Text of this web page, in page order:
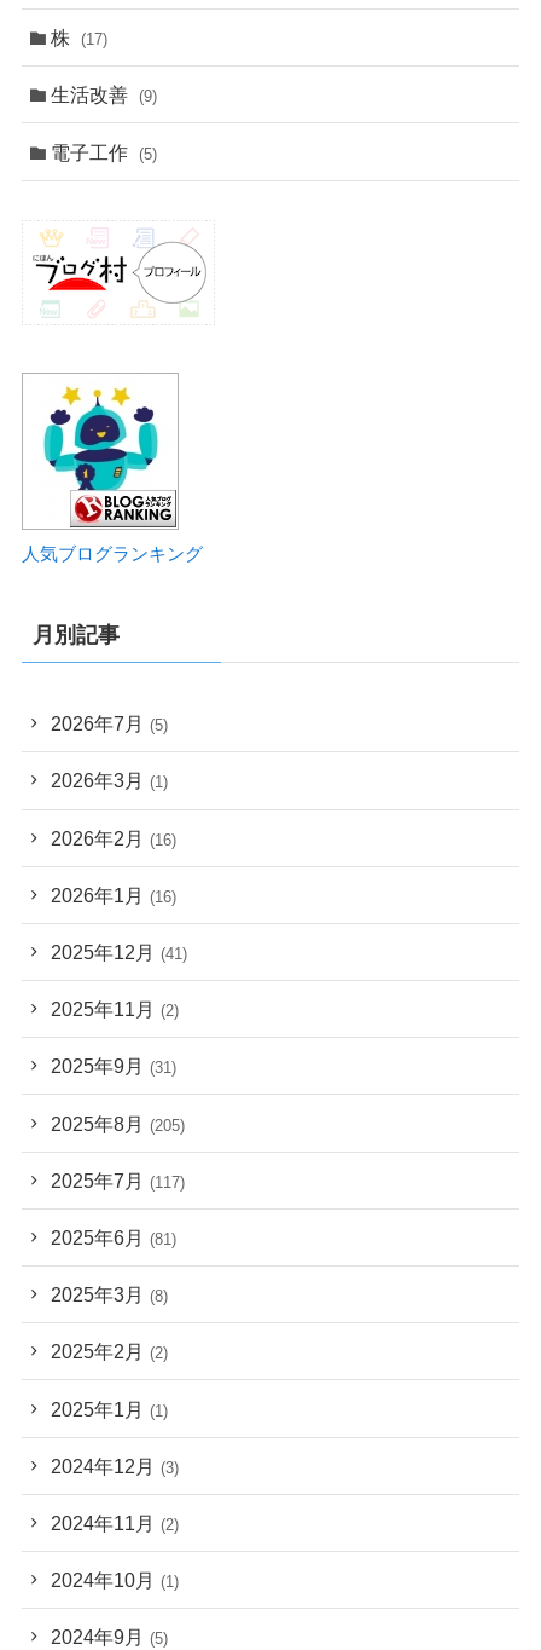
株 (17)
生活改善 (9)
電子工作 (5)
人気ブログランキング
月別記事
2026年7月 (5)
2026年3月 (1)
2026年2月 (16)
2026年1月 (16)
2025年12月 (41)
2025年11月 (2)
2025年9月 (31)
2025年8月 (205)
2025年7月 (117)
2025年6月 (81)
2025年3月 (8)
2025年2月 (2)
2025年1月 (1)
2024年12月 (3)
2024年11月 (2)
2024年10月 (1)
2024年9月 (5)